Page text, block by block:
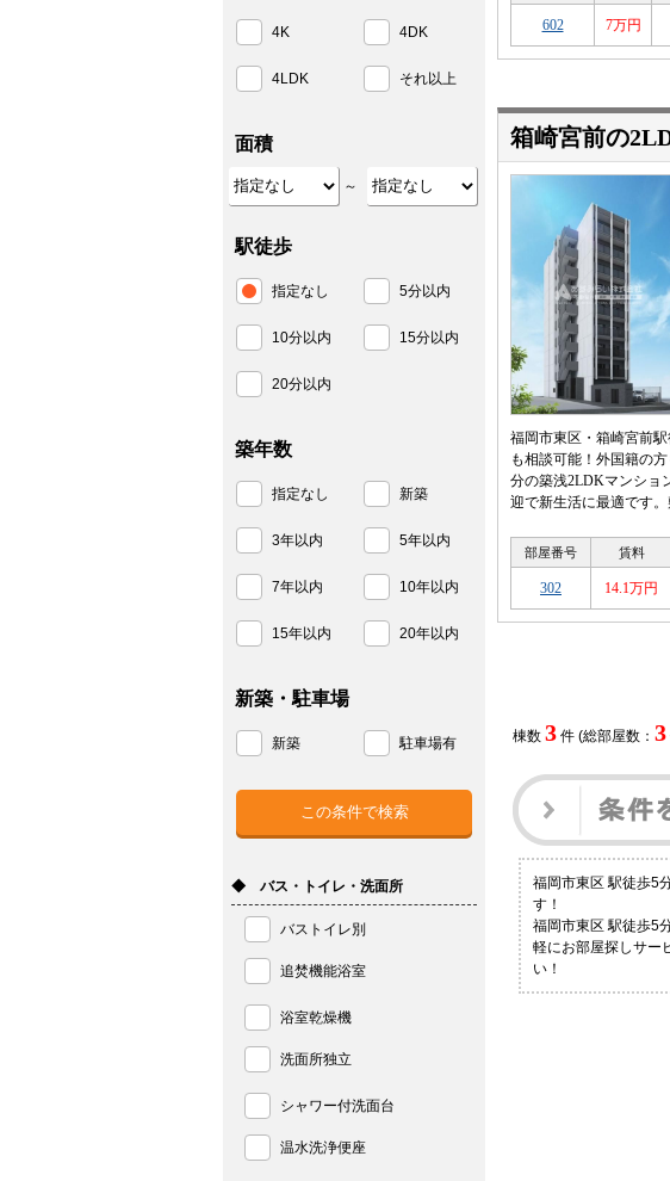
602 7万円
箱崎宮前の
福岡市東区・箱崎宮前
も相談可能！外国籍の
分の築浅2LDKマンショ
迎で新生活に最適です
部屋番号 賃料
302 14.1万円
棟数 3件 (総部屋数： 3
福岡市東区 駅徒歩5
す！
福岡市東区 駅徒歩5
軽にお部屋探しサー
い！
4K 4DK
4LDK それ以上
面積
～
駅徒歩
指定なし 5分以内
10分以内 15分以内
20分以内
築年数
指定なし 新築
3年以内 5年以内
7年以内 10年以内
15年以内 20年以内
新築・駐車場
新築 駐車場有
◆ バス・トイレ・洗面所
バストイレ別
追焚機能浴室
浴室乾燥機
洗面所独立
シャワー付洗面台
温水洗浄便座